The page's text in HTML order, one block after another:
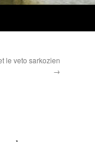
le veto sarkozien
→